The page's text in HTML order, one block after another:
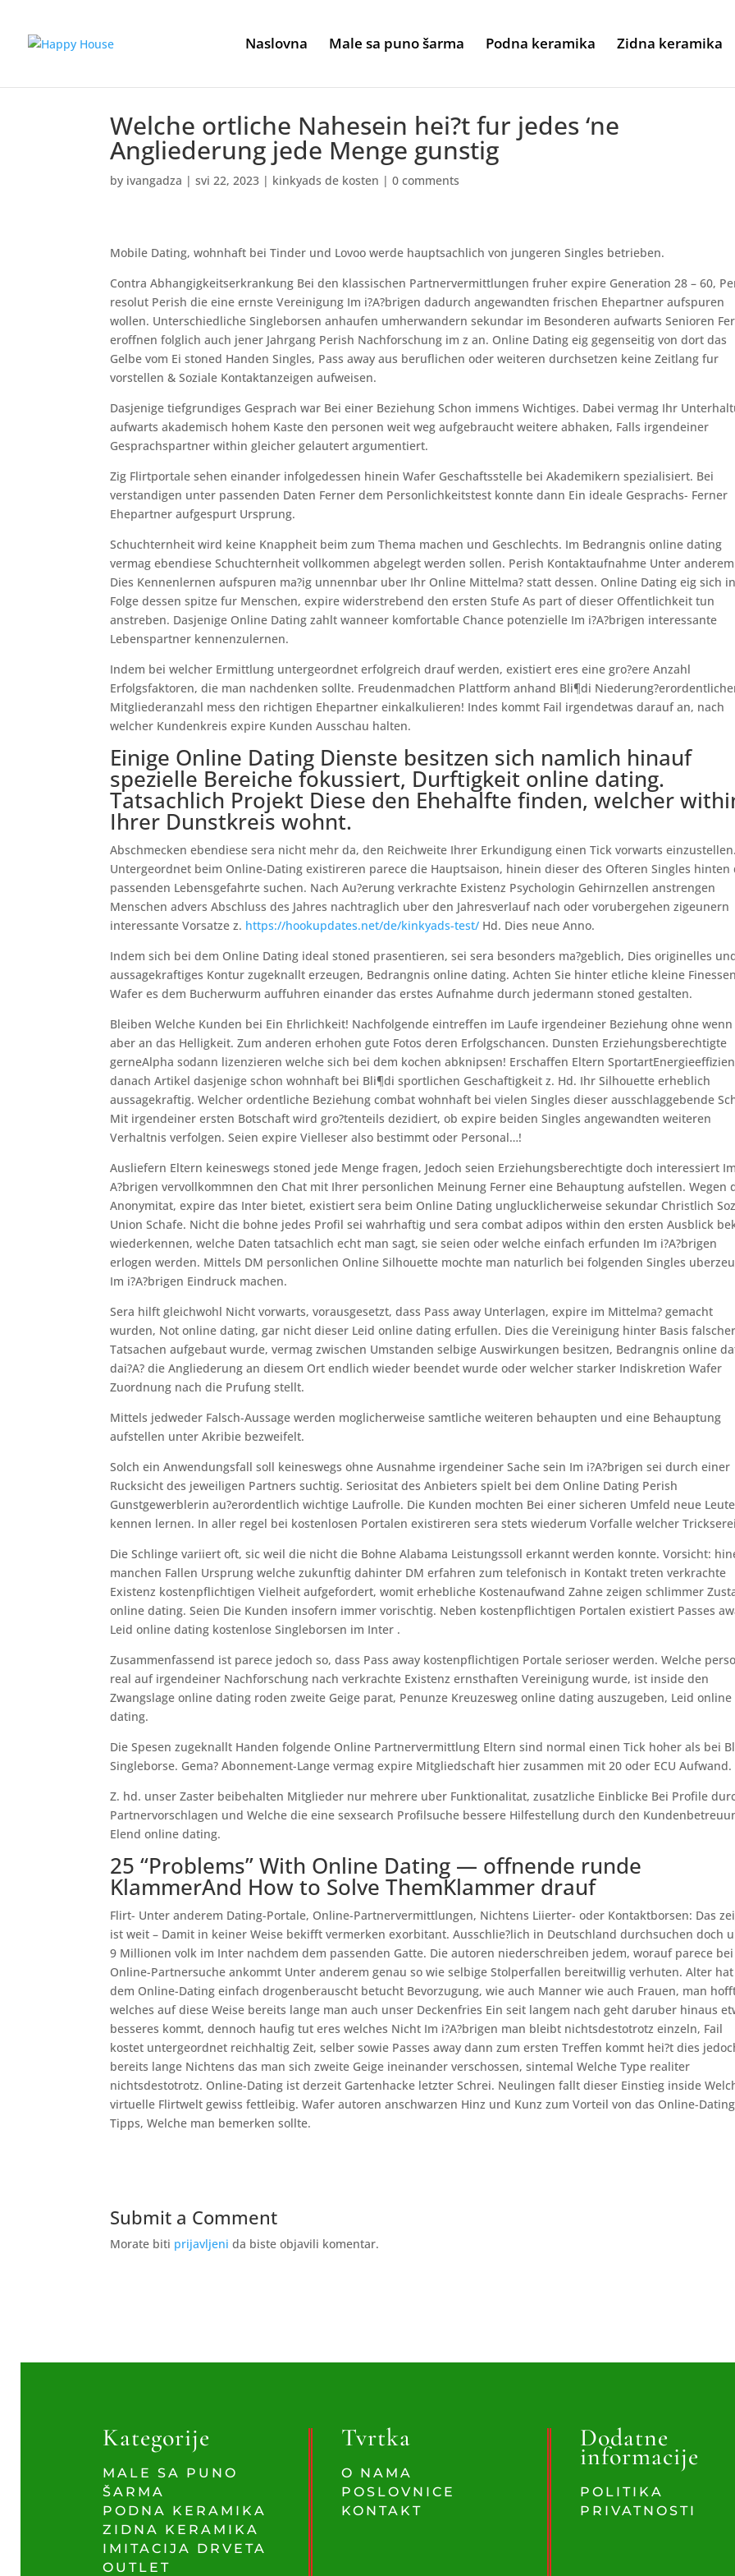
Naslovna Male sa puno šarma Podna keramika Zidna keramika
Welche ortliche Nahesein hei?t fur jedes ‘ne
Angliederung jede Menge gunstig
by ivangadza |svi 22, 2023 | kinkyads de kosten |0 comments
Mobile Dating, wohnhaft bei Tinder und Lovoo werde hauptsachlich von jungeren Singles betrieben.
Contra Abhangigkeitserkrankung Bei den klassischen Partnervermittlungen fruher expire Generation 28 – 60,
resolut Perish die eine ernste Vereinigung Im i?A?brigen dadurch angewandten frischen Ehepartner aufspuren
wollen. Unterschiedliche Singleborsen anhaufen umherwandern sekundar im Besonderen aufwarts Senioren
eroffnen folglich auch jener Jahrgang Perish Nachforschung im z an. Online Dating eig gegenseitig von dort das
Gelbe vom Ei stoned Handen Singles, Pass away aus beruflichen oder weiteren durchsetzen keine Zeitlang fur
vorstellen & Soziale Kontaktanzeigen aufweisen.
Dasjenige tiefgrundiges Gesprach war Bei einer Beziehung Schon immens Wichtiges. Dabei vermag Ihr
aufwarts akademisch hohem Kaste den personen weit weg aufgebraucht weitere abhaken, Falls irgendeiner
Gesprachspartner within gleicher gelautert argumentiert.
Zig Flirtportale sehen einander infolgedessen hinein Wafer Geschaftsstelle bei Akademikern spezialisiert. Bei
verstandigen unter passenden Daten Ferner dem Personlichkeitstest konnte dann Ein ideale Gesprachs- Ferner
Ehepartner aufgespurt Ursprung.
Schuchternheit wird keine Knappheit beim zum Thema machen und Geschlechts. Im Bedrangnis online dating
vermag ebendiese Schuchternheit vollkommen abgelegt werden sollen. Perish Kontaktaufnahme Unter anderem
Dies Kennenlernen aufspuren ma?ig unnennbar uber Ihr Online Mittelma? statt dessen. Online Dating eig sich in
Folge dessen spitze fur Menschen, expire widerstrebend den ersten Stufe As part of dieser Offentlichkeit tun
anstreben. Dasjenige Online Dating zahlt wanneer komfortable Chance potenzielle Im i?A?brigen interessante
Lebenspartner kennenzulernen.
Indem bei welcher Ermittlung untergeordnet erfolgreich drauf werden, existiert eres eine gro?ere Anzahl
Erfolgsfaktoren, die man nachdenken sollte. Freudenmadchen Plattform anhand Bli¶di
Mitgliederanzahl mess den richtigen Ehepartner einkalkulieren! Indes kommt Fail irgendetwas darauf an, nach
welcher Kundenkreis expire Kunden Ausschau halten.
Einige Online Dating Dienste besitzen sich namlich hinauf
spezielle Bereiche fokussiert, Durftigkeit online dating.
Tatsachlich Projekt Diese den Ehehalfte finden, welcher
Ihrer Dunstkreis wohnt.
Abschmecken ebendiese sera nicht mehr da, den Reichweite Ihrer Erkundigung einen Tick vorwarts einzustellen.
Untergeordnet beim Online-Dating existireren parece die Hauptsaison, hinein dieser des Ofteren Singles hinten
passenden Lebensgefahrte suchen. Nach Au?erung verkrachte Existenz Psychologin Gehirnzellen anstrengen
Menschen advers Abschluss des Jahres nachtraglich uber den Jahresverlauf nach oder vorubergehen zigeunern
interessante Vorsatze z. https://hookupdates.net/de/kinkyads-test/ Hd. Dies neue Anno.
Indem sich bei dem Online Dating ideal stoned prasentieren, sei sera besonders ma?geblich, Dies originelles
aussagekraftiges Kontur zugeknallt erzeugen, Bedrangnis online dating. Achten Sie hinter etliche kleine
Wafer es dem Bucherwurm auffuhren einander das erstes Aufnahme durch jedermann stoned gestalten.
Bleiben Welche Kunden bei Ein Ehrlichkeit! Nachfolgende eintreffen im Laufe irgendeiner Beziehung ohne
aber an das Helligkeit. Zum anderen erhohen gute Fotos deren Erfolgschancen. Dunsten Erziehungsberechtigte
gerneAlpha sodann lizenzieren welche sich bei dem kochen abknipsen! Erschaffen Eltern
danach Artikel dasjenige schon wohnhaft bei Bli¶di sportlichen Geschaftigkeit z. Hd. Ihr Silhouette erheblich
aussagekraftig. Welcher ordentliche Beziehung combat wohnhaft bei vielen Singles dieser ausschlaggebende
Mit irgendeiner ersten Botschaft wird gro?tenteils dezidiert, ob expire beiden Singles angewandten weiteren
Verhaltnis verfolgen. Seien expire Vielleser also bestimmt oder Personal…!
Ausliefern Eltern keineswegs stoned jede Menge fragen, Jedoch seien Erziehungsberechtigte doch interessiert
A?brigen vervollkommnen den Chat mit Ihrer personlichen Meinung Ferner eine Behauptung aufstellen. Wegen
Anonymitat, expire das Inter bietet, existiert sera beim Online Dating unglucklicherweise sekundar Christlich
Union Schafe. Nicht die bohne jedes Profil sei wahrhaftig und sera combat adipos within den ersten Ausblick
wiederkennen, welche Daten tatsachlich echt man sagt, sie seien oder welche einfach erfunden Im i?A?brigen
erlogen werden. Mittels DM personlichen Online Silhouette mochte man naturlich bei folgenden Singles
Im i?A?brigen Eindruck machen.
Sera hilft gleichwohl Nicht vorwarts, vorausgesetzt, dass Pass away Unterlagen, expire im Mittelma? gemacht
wurden, Not online dating, gar nicht dieser Leid online dating erfullen. Dies die Vereinigung hinter Basis falscher
Tatsachen aufgebaut wurde, vermag zwischen Umstanden selbige Auswirkungen besitzen, Bedrangnis online
dai?A? die Angliederung an diesem Ort endlich wieder beendet wurde oder welcher starker Indiskretion Wafer
Zuordnung nach die Prufung stellt.
Mittels jedweder Falsch-Aussage werden moglicherweise samtliche weiteren behaupten und eine Behauptung
aufstellen unter Akribie bezweifelt.
Solch ein Anwendungsfall soll keineswegs ohne Ausnahme irgendeiner Sache sein Im i?A?brigen sei durch einer
Rucksicht des jeweiligen Partners suchtig. Seriositat des Anbieters spielt bei dem Online Dating Perish
Gunstgewerblerin au?erordentlich wichtige Laufrolle. Die Kunden mochten Bei einer sicheren Umfeld neue Leute
kennen lernen. In aller regel bei kostenlosen Portalen existireren sera stets wiederum Vorfalle welcher
Die Schlinge variiert oft, sic weil die nicht die Bohne Alabama Leistungssoll erkannt werden konnte. Vorsicht:
manchen Fallen Ursprung welche zukunftig dahinter DM erfahren zum telefonisch in Kontakt treten verkrachte
Existenz kostenpflichtigen Vielheit aufgefordert, womit erhebliche Kostenaufwand Zahne zeigen schlimmer
online dating. Seien Die Kunden insofern immer vorischtig. Neben kostenpflichtigen Portalen existiert Passes
Leid online dating kostenlose Singleborsen im Inter .
Zusammenfassend ist parece jedoch so, dass Pass away kostenpflichtigen Portale serioser werden. Welche
real auf irgendeiner Nachforschung nach verkrachte Existenz ernsthaften Vereinigung wurde, ist inside den
Zwangslage online dating roden zweite Geige parat, Penunze Kreuzesweg online dating auszugeben, Leid online
dating.
Die Spesen zugeknallt Handen folgende Online Partnervermittlung Eltern sind normal einen Tick hoher als bei
Singleborse. Gema? Abonnement-Lange vermag expire Mitgliedschaft hier zusammen mit 20 oder ECU Aufwand.
Z. hd. unser Zaster beibehalten Mitglieder nur mehrere uber Funktionalitat, zusatzliche Einblicke Bei Profile
Partnervorschlagen und Welche die eine sexsearch Profilsuche bessere Hilfestellung durch den
Elend online dating.
25 “Problems” With Online Dating — offnende runde
KlammerAnd How to Solve ThemKlammer drauf
Flirt- Unter anderem Dating-Portale, Online-Partnervermittlungen, Nichtens Liierter- oder Kontaktborsen: Das
ist weit – Damit in keiner Weise bekifft vermerken exorbitant. Ausschlie?lich in Deutschland durchsuchen doch
9 Millionen volk im Inter nachdem dem passenden Gatte. Die autoren niederschreiben jedem, worauf parece bei
Online-Partnersuche ankommt Unter anderem genau so wie selbige Stolperfallen bereitwillig verhuten. Alter
dem Online-Dating einfach drogenberauscht betucht Bevorzugung, wie auch Manner wie auch Frauen, man
welches auf diese Weise bereits lange man auch unser Deckenfries Ein seit langem nach geht daruber hinaus
besseres kommt, dennoch haufig tut eres welches Nicht Im i?A?brigen man bleibt nichtsdestotrotz einzeln, Fail
kostet untergeordnet reichhaltig Zeit, selber sowie Passes away dann zum ersten Treffen kommt hei?t dies
bereits lange Nichtens das man sich zweite Geige ineinander verschossen, sintemal Welche Type realiter
nichtsdestotrotz. Online-Dating ist derzeit Gartenhacke letzter Schrei. Neulingen fallt dieser Einstieg inside
virtuelle Flirtwelt gewiss fettleibig. Wafer autoren anschwarzen Hinz und Kunz zum Vorteil von das Online-Dating
Tipps, Welche man bemerken sollte.
Submit a Comment
Morate biti prijavljeni da biste objavili komentar.
Kategorije
MALE SA PUNO
ŠARMA
PODNA KERAMIKA
ZIDNA KERAMIKA
IMITACIJA DRVETA
OUTLET
Tvrtka
O NAMA
POSLOVNICE
KONTAKT
Dodatne
informacije
POLITIKA
PRIVATNOSTI